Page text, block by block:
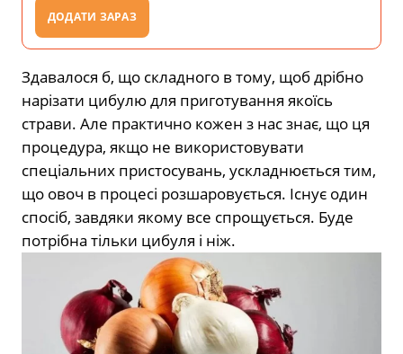
ДОДАТИ ЗАРАЗ
Здавалося б, що складного в тому, щоб дрібно
нарізати цибулю для приготування якоїсь
страви. Але практично кожен з нас знає, що ця
процедура, якщо не використовувати
спеціальних пристосувань, ускладнюється тим,
що овоч в процесі розшаровується. Існує один
спосіб, завдяки якому все спрощується. Буде
потрібна тільки цибуля і ніж.